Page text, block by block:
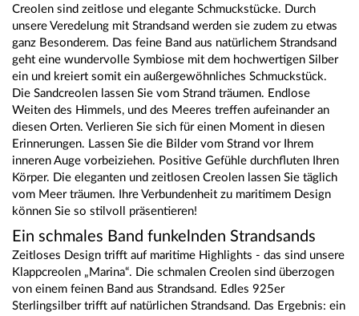
Creolen sind zeitlose und elegante Schmuckstücke. Durch
unsere Veredelung mit Strandsand werden sie zudem zu etwas
ganz Besonderem. Das feine Band aus natürlichem Strandsand
geht eine wundervolle Symbiose mit dem hochwertigen Silber
ein und kreiert somit ein außergewöhnliches Schmuckstück.
Die Sandcreolen lassen Sie vom Strand träumen. Endlose
Weiten des Himmels, und des Meeres treffen aufeinander an
diesen Orten. Verlieren Sie sich für einen Moment in diesen
Erinnerungen. Lassen Sie die Bilder vom Strand vor Ihrem
inneren Auge vorbeiziehen. Positive Gefühle durchfluten Ihren
Körper. Die eleganten und zeitlosen Creolen lassen Sie täglich
vom Meer träumen. Ihre Verbundenheit zu maritimem Design
können Sie so stilvoll präsentieren!
Ein schmales Band funkelnden Strandsands
Zeitloses Design trifft auf maritime Highlights - das sind unsere
Klappcreolen „Marina“. Die schmalen Creolen sind überzogen
von einem feinen Band aus Strandsand. Edles 925er
Sterlingsilber trifft auf natürlichen Strandsand. Das Ergebnis: ein